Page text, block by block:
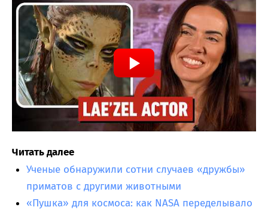
Читать далее
Ученые обнаружили сотни случаев «дружбы»
приматов с другими животными
«Пушка» для космоса: как NASA переделывало